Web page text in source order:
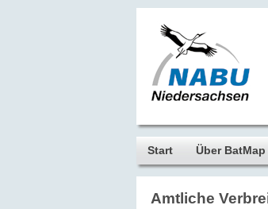
Start Über BatMap
Amtliche